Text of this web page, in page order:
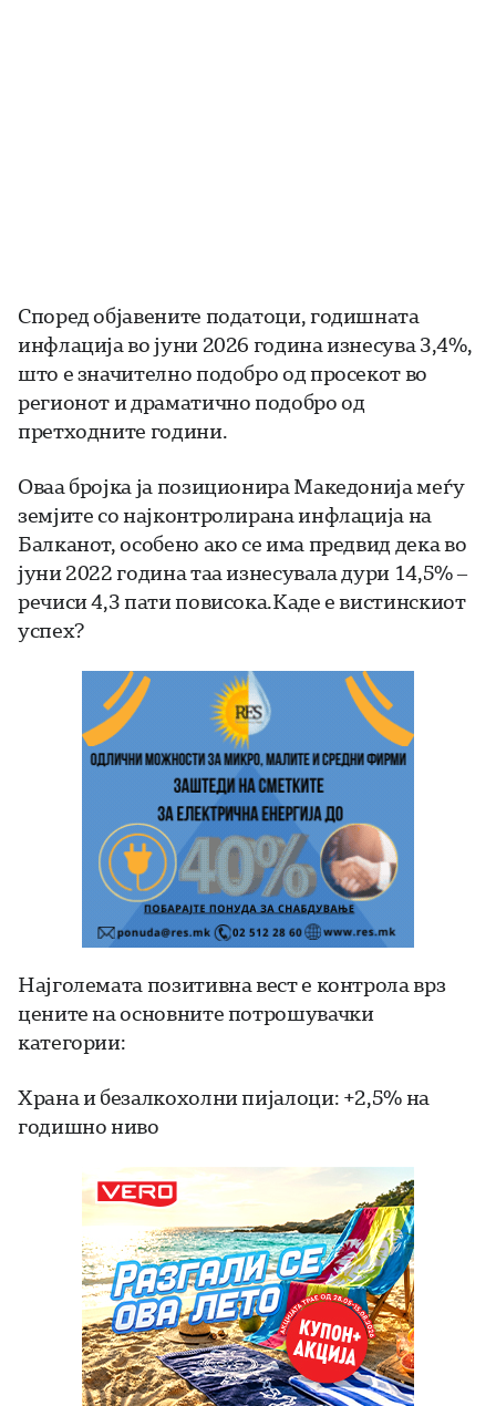
Според објавените податоци, годишната
инфлација во јуни 2026 година изнесува 3,4%,
што е значително подобро од просекот во
регионот и драматично подобро од
претходните години.
Оваа бројка ја позиционира Македонија меѓу
земјите со најконтролирана инфлација на
Балканот, особено ако се има предвид дека во
јуни 2022 година таа изнесувала дури 14,5% –
речиси 4,3 пати повисока.Каде е вистинскиот
успех?
Најголемата позитивна вест е контрола врз
цените на основните потрошувачки
категории:
Храна и безалкохолни пијалоци: +2,5% на
годишно ниво